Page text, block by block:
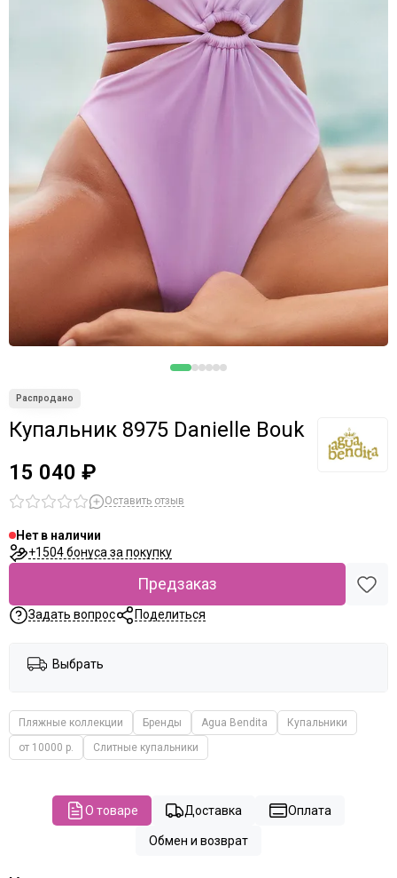
Купальник 8975 Danielle Bouk
15 040 ₽
Оставить отзыв
Нет в наличии
+1504 бонуса за покупку
Предзаказ
Задать вопрос Поделиться
Выбрать
Пляжные коллекции Бренды Agua Bendita
Купальники
от 10000 р.
Слитные купальники
О товаре Доставка Оплата
Обмен и возврат